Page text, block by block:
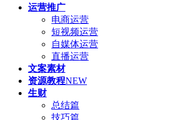
运营推广
电商运营
短视频运营
自媒体运营
直播运营
文案素材
资源教程NEW
生财
总结篇
技巧篇